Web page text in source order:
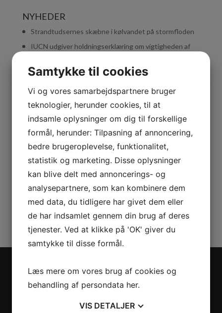
NYHEDER
Strandtudsernes skæbne i kølvandet på stormfloden
IUCN udgiver holdningserklæring om vigtigheden af
50 års jubilæum
Sommerferie 2023
LIFE Fonden – Fight the Bite og Extractors
Koelbjergmanden & Istiden
SPONSORER
Sponsorer
Naturbevarelse
Donationer
Større Projekter
OM TERRARIET
Åbningstider
Samtykke til cookies
Vi og vores samarbejdspartnere bruger
teknologier, herunder cookies, til at
indsamle oplysninger om dig til forskellige
formål, herunder: Tilpasning af annoncering,
bedre brugeroplevelse, funktionalitet,
statistik og marketing. Disse oplysninger
kan blive delt med annoncerings- og
analysepartnere, som kan kombinere dem
med data, du tidligere har givet dem eller
de har indsamlet gennem din brug af deres
tjenester. Ved at klikke på 'OK' giver du
samtykke til disse formål.
Læs mere om vores brug af cookies og
behandling af persondata her.
VIS DETALJER